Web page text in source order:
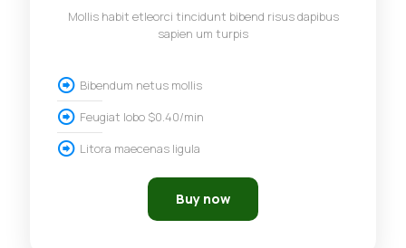
Mollis habit etleorci tincidunt bibend risus dapibus
sapien um turpis
Bibendum netus mollis
Feugiat lobo $0.40/min
Litora maecenas ligula
Buy now